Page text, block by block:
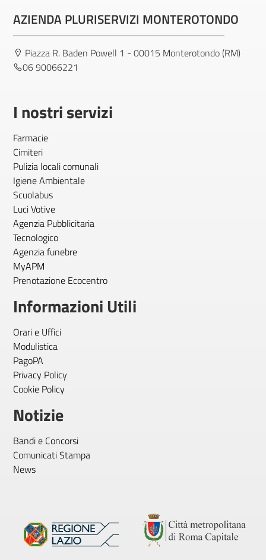
AZIENDA PLURISERVIZI MONTEROTONDO
Piazza R. Baden Powell 1 - 00015 Monterotondo (RM)
06 90066221
I nostri servizi
Farmacie
Cimiteri
Pulizia locali comunali
Igiene Ambientale
Scuolabus
Luci Votive
Agenzia Pubblicitaria
Tecnologico
Agenzia funebre
MyAPM
Prenotazione Ecocentro
Informazioni Utili
Orari e Uffici
Modulistica
PagoPA
Privacy Policy
Cookie Policy
Notizie
Bandi e Concorsi
Comunicati Stampa
News